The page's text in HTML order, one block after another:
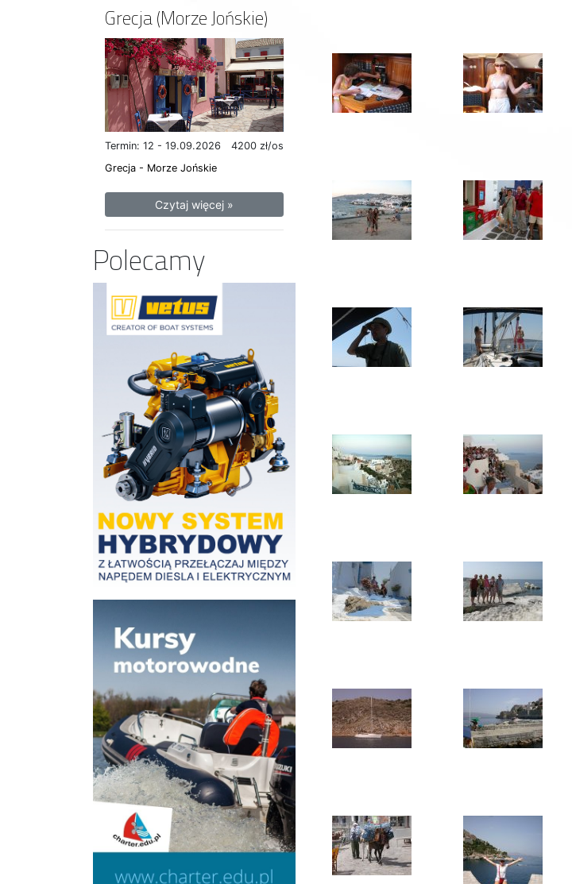
Grecja (Morze Jońskie)
Termin: 12 - 19.09.2026
4200 zł/os
Grecja - Morze Jońskie
Czytaj więcej »
Polecamy